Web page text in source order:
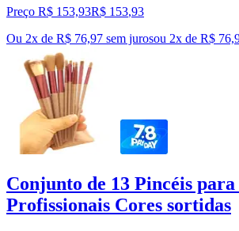
Preço R$ 153,93R$ 153,93
Ou 2x de R$ 76,97 sem jurosou 2x de R$
Conjunto de 13 Pincéis
Profissionais Cores sortidas